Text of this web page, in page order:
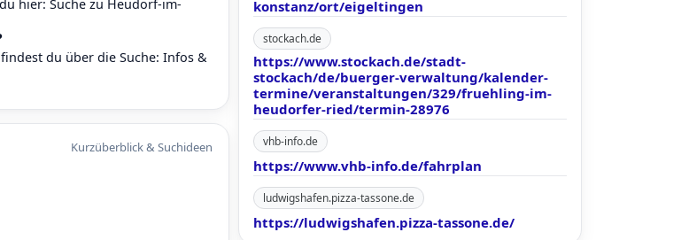
hier: Suche zu Heudorf-im-
du über die Suche: Infos &
Kurzüberblick & Suchideen
konstanz/ort/eigeltingen
stockach.de
https://www.stockach.de/stadt-
stockach/de/buerger-verwaltung/kalender-
termine/veranstaltungen/329/fruehling-im-
heudorfer-ried/termin-28976
vhb-info.de
https://www.vhb-info.de/fahrplan
ludwigshafen.pizza-tassone.de
https://ludwigshafen.pizza-tassone.de/